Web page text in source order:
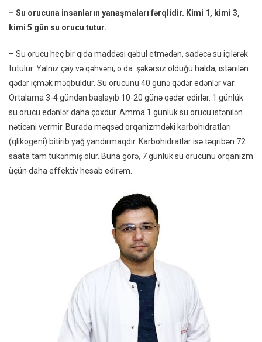
– Su orucuna insanların yanaşmaları fərqlidir. Kimi 1, kimi 3,
kimi 5 gün su orucu tutur.
– Su orucu heç bir qida maddəsi qəbul etmədən, sadəcə su içilərək
tutulur. Yalnız çay və qəhvəni, o da şəkərsiz olduğu halda, istənilən
qədər içmək məqbuldur. Su orucunu 40 günə qədər edənlər var.
Ortalama 3-4 gündən başlayıb 10-20 günə qədər edirlər. 1 günlük
su orucu edənlər daha çoxdur. Amma 1 günlük su orucu istənilən
nəticəni vermir. Burada məqsəd orqanizmdəki karbohidratları
(qlikogeni) bitirib yağ yandırmaqdır. Karbohidratlar isə təqribən 72
saata tam tükənmiş olur. Buna görə, 7 günlük su orucunu orqanizm
üçün daha effektiv hesab edirəm.